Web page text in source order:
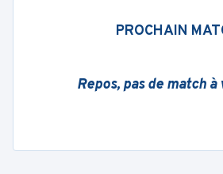
PROCHAIN
Repos, pas de match